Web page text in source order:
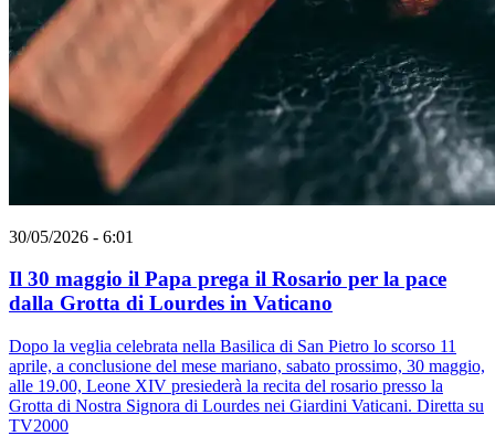
30/05/2026 - 6:01
Il 30 maggio il Papa prega il Rosario per la pace
dalla Grotta di Lourdes in Vaticano
Dopo la veglia celebrata nella Basilica di San Pietro lo scorso 11
aprile, a conclusione del mese mariano, sabato prossimo, 30 maggio,
alle 19.00, Leone XIV presiederà la recita del rosario presso la
Grotta di Nostra Signora di Lourdes nei Giardini Vaticani. Diretta su
TV2000